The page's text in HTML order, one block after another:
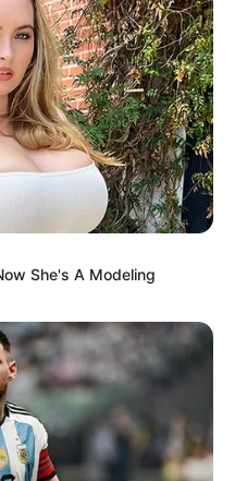
ΣΤΗΝ ΤΕΛΙΚΗ
ΕΙΝΑΙ ΕΔΩ.. ΕΙΝΑΙ
ΜΑΣ, ΜΑΣ
She's A Modeling